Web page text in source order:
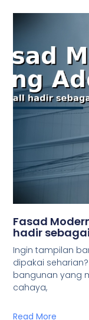
Fasad
hadir
Ingin tampilan
dipakai
bangunan yang
cahaya,
Read More